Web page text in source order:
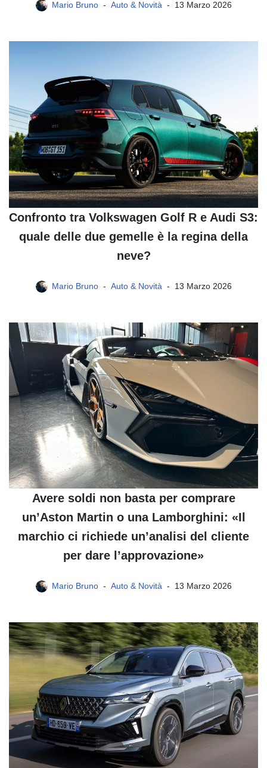
Mario Bruno Auto & Novità 13 Marzo 2026
Confronto tra Volkswagen Golf R e Audi S3:
quale delle due gemelle è la regina della
neve?
Mario Bruno Auto & Novità 13 Marzo 2026
Avere soldi non basta per comprare
un’Aston Martin o una Lamborghini: «Il
marchio ci richiede un’analisi del cliente
per dare l’approvazione»
Mario Bruno Auto & Novità 13 Marzo 2026